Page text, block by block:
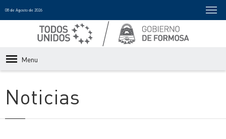
08 de Agosto de 2026
Menu
Noticias